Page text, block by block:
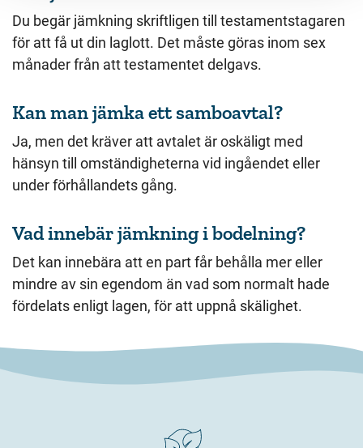
Du begär jämkning skriftligen till testamentstagaren
för att få ut din laglott. Det måste göras inom sex
månader från att testamentet delgavs.
Kan man jämka ett samboavtal?
Ja, men det kräver att avtalet är oskäligt med
hänsyn till omständigheterna vid ingåendet eller
under förhållandets gång.
Vad innebär jämkning i bodelning?
Det kan innebära att en part får behålla mer eller
mindre av sin egendom än vad som normalt hade
fördelats enligt lagen, för att uppnå skälighet.